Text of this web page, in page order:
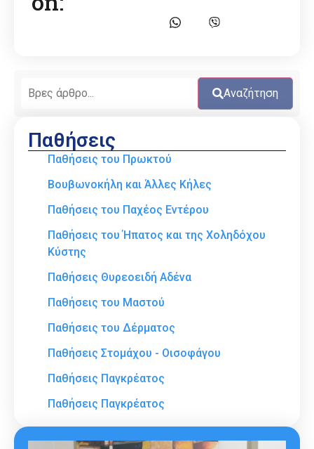
Αναζήτηση
Παθήσεις
Παθήσεις του Πρωκτού
Βουβωνοκήλη και Άλλες Κήλες
Παθήσεις του Παχέος Εντέρου
Παθήσεις του Ήπατος και της Χοληδόχου
Κύστης
Παθήσεις Θυρεοειδή Αδένα
Παθήσεις του Μαστού
Παθήσεις του Δέρματος
Παθήσεις Στομάχου - Οισοφάγου
Παθήσεις Παγκρέατος
Παθήσεις Παγκρέατος